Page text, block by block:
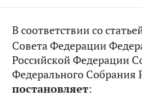
В соответствии со
Совета Федерации
Российской Федерации
Федерального Собрания
постановляет: